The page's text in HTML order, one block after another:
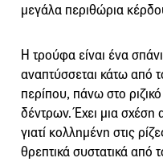
μεγάλα περιθώρια
H τρούφα είναι ένα
αναπτύσσεται κάτω από
περίπου, πάνω στο
δέντρων. Έχει μια σχέση
γιατί κολλημένη στις
θρεπτικά συστατικά από